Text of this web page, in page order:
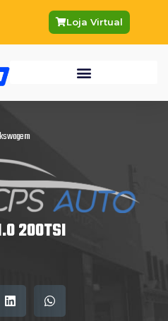
Loja Virtual
200TSI